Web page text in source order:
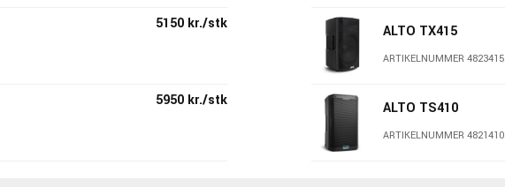
5150 kr./stk
5950 kr./stk
ALTO TX415
ARTIKELNUMMER 4823415
ALTO TS410
ARTIKELNUMMER 4821410